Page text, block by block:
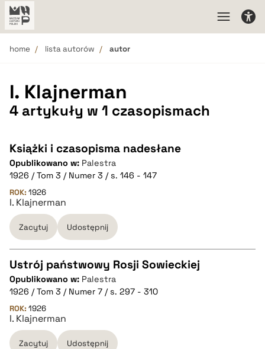
home lista autorów autor
I. Klajnerman
4 artykuły w 1 czasopismach
Książki i czasopisma nadesłane
Opublikowano w: Palestra
1926 / Tom 3 / Numer 3 / s. 146 - 147
ROK: 1926
I. Klajnerman
Zacytuj Udostępnij
CZYSTY TEKST
pobierz cytat
Ustrój państwowy Rosji Sowieckiej
Opublikowano w: Palestra
1926 / Tom 3 / Numer 7 / s. 297 - 310
ROK: 1926
I. Klajnerman
Zacytuj Udostępnij